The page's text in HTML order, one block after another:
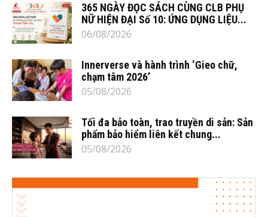
365 NGÀY ĐỌC SÁCH CÙNG CLB PHỤ
NỮ HIỆN ĐẠI Số 10: ỨNG DỤNG LIỆU...
06/08/2026
Innerverse và hành trình ‘Gieo chữ,
chạm tâm 2026’
05/08/2026
Tối đa bảo toàn, trao truyền di sản: Sản
phẩm bảo hiểm liên kết chung...
05/08/2026